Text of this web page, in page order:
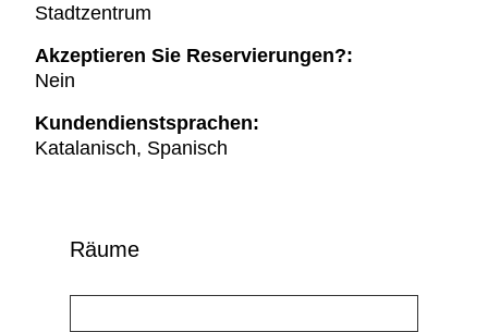
Stadtzentrum
Akzeptieren Sie Reservierungen?:
Nein
Kundendienstsprachen:
Katalanisch, Spanisch
Räume